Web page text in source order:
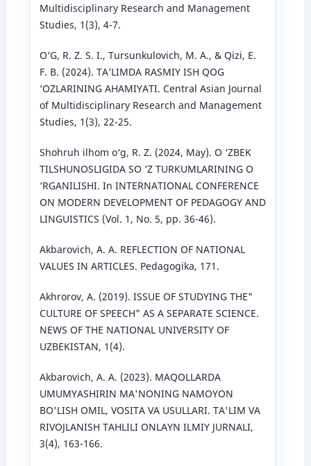
Multidisciplinary Research and Management
Studies, 1(3), 4-7.
O‘G, R. Z. S. I., Tursunkulovich, M. A., & Qizi, E.
F. B. (2024). TA’LIMDA RASMIY ISH QOG
‘OZLARINING AHAMIYATI. Central Asian Journal
of Multidisciplinary Research and Management
Studies, 1(3), 22-25.
Shohruh ilhom o‘g, R. Z. (2024, May). O ‘ZBEK
TILSHUNOSLIGIDA SO ‘Z TURKUMLARINING O
‘RGANILISHI. In INTERNATIONAL CONFERENCE
ON MODERN DEVELOPMENT OF PEDAGOGY AND
LINGUISTICS (Vol. 1, No. 5, pp. 36-46).
Akbarovich, A. A. REFLECTION OF NATIONAL
VALUES IN ARTICLES. Pedagogika, 171.
Akhrorov, A. (2019). ISSUE OF STUDYING THE"
CULTURE OF SPEECH" AS A SEPARATE SCIENCE.
NEWS OF THE NATIONAL UNIVERSITY OF
UZBEKISTAN, 1(4).
Akbarovich, A. A. (2023). MAQOLLARDA
UMUMYASHIRIN MA'NONING NAMOYON
BO'LISH OMIL, VOSITA VA USULLARI. TA'LIM VA
RIVOJLANISH TAHLILI ONLAYN ILMIY JURNALI,
3(4), 163-166.